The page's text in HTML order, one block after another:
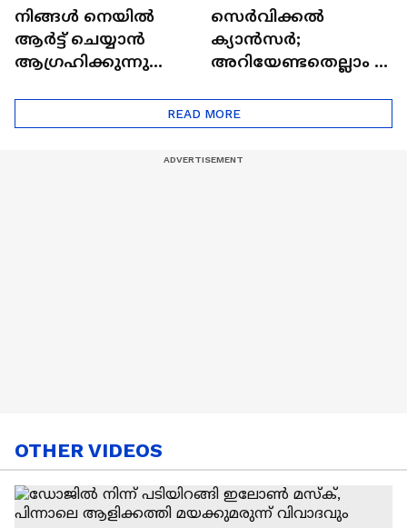
നിങ്ങൾ നെയിൽ
ആർട്ട് ചെയ്യാൻ
ആഗ്രഹിക്കുന്നുണ്ടോ
ട്രെൻഡിനെക്കുറിച്ച് |
Nail Art | Trends Cafe
സെർവിക്കൽ
ക്യാൻസർ;
അറിയേണ്ടതെല്ലാം |
Cancer
READ MORE
OTHER VIDEOS